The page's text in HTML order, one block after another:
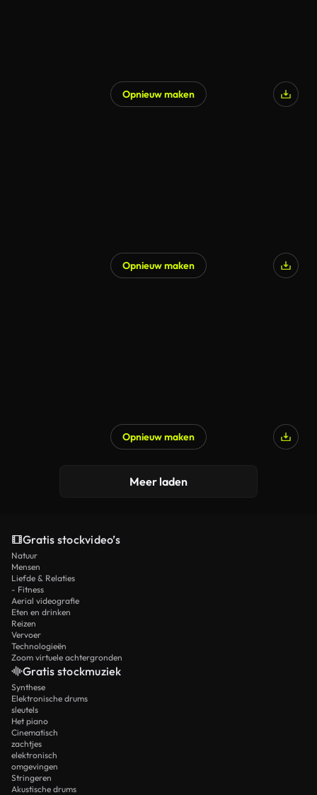
Opnieuw maken
Opnieuw maken
Opnieuw maken
Meer laden
Gratis stockvideo’s
Natuur
Mensen
Liefde & Relaties
- Fitness
Aerial videografie
Eten en drinken
Reizen
Vervoer
Technologieën
Zoom virtuele achtergronden
Gratis stockmuziek
Synthese
Elektronische drums
sleutels
Het piano
Cinematisch
zachtjes
elektronisch
omgevingen
Stringeren
Akustische drums